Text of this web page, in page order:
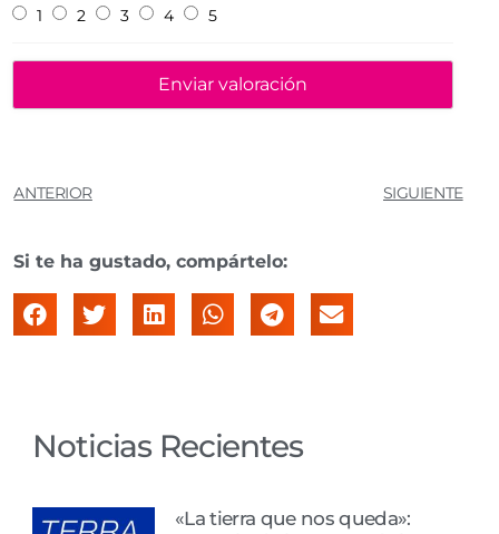
1 2 3 4 5
ANTERIOR SIGUIENTE
Si te ha gustado, compártelo:
Noticias Recientes
«La tierra que nos queda»: